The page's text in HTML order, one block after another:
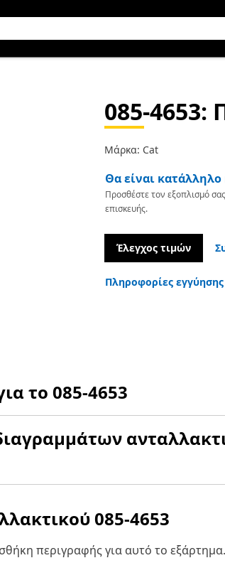
085-4653:
Μάρκα: Cat
Θα είναι κατάλληλο
Προσθέστε τον εξοπλισμό
επισκευής.
Έλεγχος τιμών
Πληροφορίες εγγύησης
το 085-4653
085-4653
περιγραφής για αυτό το εξάρτημα.